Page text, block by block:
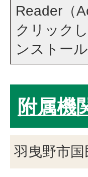
Reader（
クリック
ンストー
附属機
羽曳野市